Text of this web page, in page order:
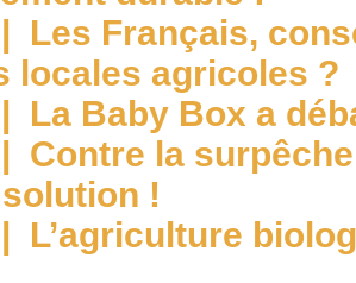
| Les Français,
locales agricoles ?
| La Baby Box a
| Contre la
!
| L’agriculture